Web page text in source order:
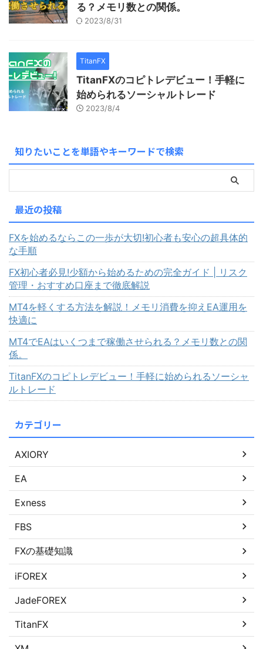
る？メモリ数との関係。
2023/8/31
TitanFX
TitanFXのコピトレデビュー！手軽に
始められるソーシャルトレード
2023/8/4
知りたいことを単語やキーワードで検索
最近の投稿
FXを始めるならこの一歩が大切!初心者も安心の超具体的
な手順
FX初心者必見!少額から始めるための完全ガイド | リスク
管理・おすすめ口座まで徹底解説
MT4を軽くする方法を解説！メモリ消費を抑えEA運用を
快適に
MT4でEAはいくつまで稼働させられる？メモリ数との関
係。
TitanFXのコピトレデビュー！手軽に始められるソーシャ
ルトレード
カテゴリー
AXIORY
EA
Exness
FBS
FXの基礎知識
iFOREX
JadeFOREX
TitanFX